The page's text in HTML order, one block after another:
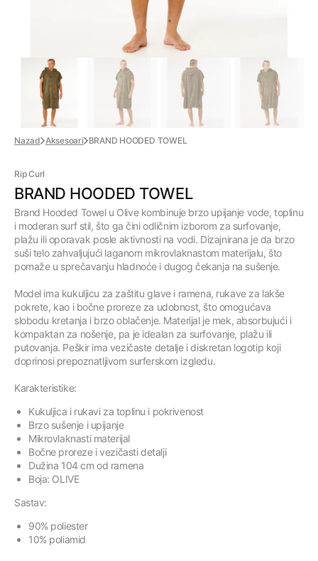
Nazad Aksesoari BRAND HOODED TOWEL
Rip Curl
BRAND HOODED TOWEL
Brand Hooded Towel u Olive kombinuje brzo upijanje vode, toplinu
i moderan surf stil, što ga čini odličnim izborom za surfovanje,
plažu ili oporavak posle aktivnosti na vodi. Dizajnirana je da brzo
suši telo zahvaljujući laganom mikrovlaknastom materijalu, što
pomaže u sprečavanju hladnoće i dugog čekanja na sušenje.
Model ima kukuljicu za zaštitu glave i ramena, rukave za lakše
pokrete, kao i bočne proreze za udobnost, što omogućava
slobodu kretanja i brzo oblačenje. Materijal je mek, absorbujući i
kompaktan za nošenje, pa je idealan za surfovanje, plažu ili
putovanja. Peškir ima vezičaste detalje i diskretan logotip koji
doprinosi prepoznatljivom surferskom izgledu.
Karakteristike:
Kukuljica i rukavi za toplinu i pokrivenost
Brzo sušenje i upijanje
Mikrovlaknasti materijal
Bočne proreze i vezičasti detalji
Dužina 104 cm od ramena
Boja: OLIVE
Sastav:
90% poliester
10% poliamid